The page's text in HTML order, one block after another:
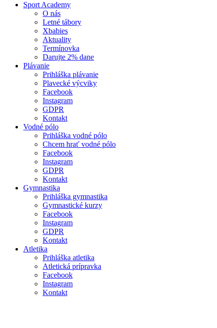
Sport Academy
O nás
Letné tábory
Xbabies
Aktuality
Termínovka
Darujte 2% dane
Plávanie
Prihláška plávanie
Plavecké výcviky
Facebook
Instagram
GDPR
Kontakt
Vodné pólo
Prihláška vodné pólo
Chcem hrať vodné pólo
Facebook
Instagram
GDPR
Kontakt
Gymnastika
Prihláška gymnastika
Gymnastické kurzy
Facebook
Instagram
GDPR
Kontakt
Atletika
Prihláška atletika
Atletická prípravka
Facebook
Instagram
Kontakt